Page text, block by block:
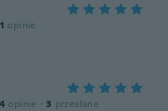
1 opinie
4 opinie · 3 przesłane